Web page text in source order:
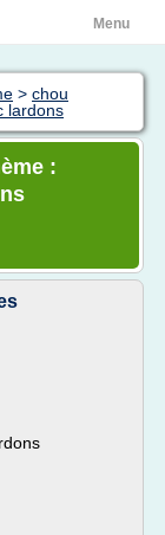
Menu
> chou
lardons
: